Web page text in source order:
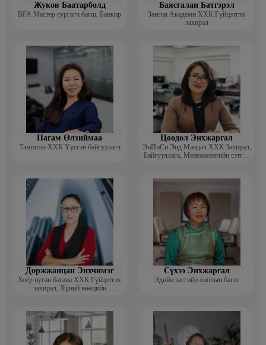
Жуков Баатарболд
BFA Мастер сургагч багш, Банкир
Баясгалан Батгэрэл
Зангиа Академи ХХК Гүйцэтгэх
захирал
Пагам Өлзиймаа
Тамишээ ХХК Үүсгэн байгуулагч
Цоодол Энхжаргал
ЭнПиСи Энд Мандал ХХК Захирал,
Байгууллага, Менежментийн сэтгэл
Доржжанцан Энхчимэг
Хоёр нуган багана ХХК Гүйцэтгэх
захирал, Хүний нөөцийн
Сүхээ Энхжаргал
Эдийн засгийн онолын багш